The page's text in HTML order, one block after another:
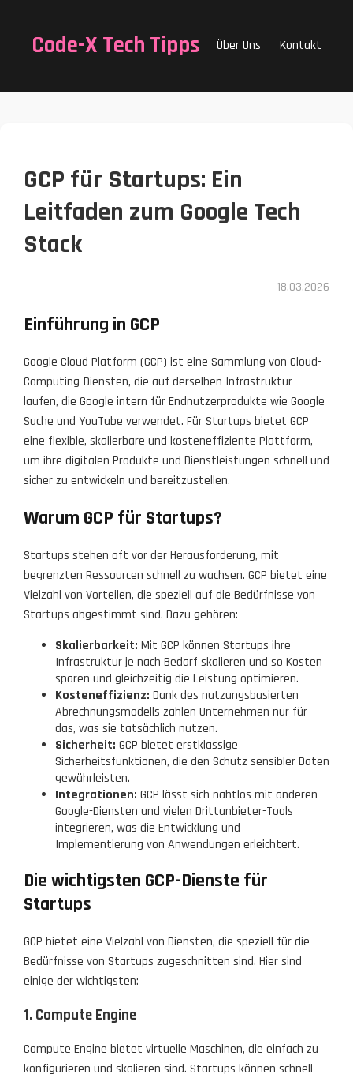
Code-X Tech Tipps Über Uns Kontakt
GCP für Startups: Ein
Leitfaden zum Google Tech
Stack
18.03.2026
Einführung in GCP
Google Cloud Platform (GCP) ist eine Sammlung von Cloud-
Computing-Diensten, die auf derselben Infrastruktur
laufen, die Google intern für Endnutzerprodukte wie Google
Suche und YouTube verwendet. Für Startups bietet GCP
eine flexible, skalierbare und kosteneffiziente Plattform,
um ihre digitalen Produkte und Dienstleistungen schnell und
sicher zu entwickeln und bereitzustellen.
Warum GCP für Startups?
Startups stehen oft vor der Herausforderung, mit
begrenzten Ressourcen schnell zu wachsen. GCP bietet eine
Vielzahl von Vorteilen, die speziell auf die Bedürfnisse von
Startups abgestimmt sind. Dazu gehören:
Skalierbarkeit: Mit GCP können Startups ihre
Infrastruktur je nach Bedarf skalieren und so Kosten
sparen und gleichzeitig die Leistung optimieren.
Kosteneffizienz: Dank des nutzungsbasierten
Abrechnungsmodells zahlen Unternehmen nur für
das, was sie tatsächlich nutzen.
Sicherheit: GCP bietet erstklassige
Sicherheitsfunktionen, die den Schutz sensibler Daten
gewährleisten.
Integrationen: GCP lässt sich nahtlos mit anderen
Google-Diensten und vielen Drittanbieter-Tools
integrieren, was die Entwicklung und
Implementierung von Anwendungen erleichtert.
Die wichtigsten GCP-Dienste für
Startups
GCP bietet eine Vielzahl von Diensten, die speziell für die
Bedürfnisse von Startups zugeschnitten sind. Hier sind
einige der wichtigsten:
1. Compute Engine
Compute Engine bietet virtuelle Maschinen, die einfach zu
konfigurieren und skalieren sind. Startups können schnell